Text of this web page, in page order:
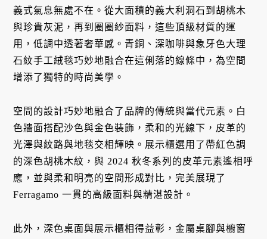
義式氣息無處不在。從大面積的義大利洞石到胡桃木
與珍貴灰泥，再到圈圈紗面料，這些頂級材質的運
用，低調中透著奢華感。青銅、深咖啡與象牙色大理
石紋手工絨毯巧妙地融合在這俐落的線條中，為空間
增添了獨特的時尚美學。
空間的設計巧妙地融合了品牌的傳統與當代元素。白
色牆面搭配沙色與金色裝飾，柔和的光線下，皮革的
光澤與紋路與地毯交相輝映。展示櫃選用了帶紅色調
的深色胡桃木紋，與 2024 秋冬系列的皮革元素遙相呼
應，並與柔和明亮的空間形成對比，完美展現了
Ferragamo 一貫的高級面料與精湛設計。
此外，深色桌面與展示櫃相得益彰，金屬桌腳與櫥窗